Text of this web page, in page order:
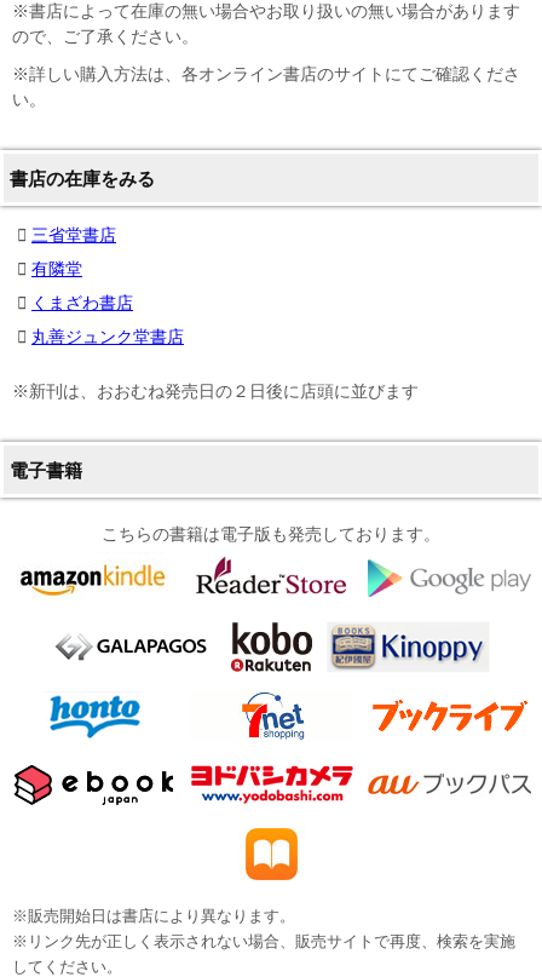
※書店によって在庫の無い場合やお取り扱いの無い場合があります
ので、ご了承ください。
※詳しい購入方法は、各オンライン書店のサイトにてご確認くださ
い。
書店の在庫をみる
三省堂書店
有隣堂
くまざわ書店
丸善ジュンク堂書店
※新刊は、おおむね発売日の２日後に店頭に並びます
電子書籍
こちらの書籍は電子版も発売しております。
※販売開始日は書店により異なります。
※リンク先が正しく表示されない場合、販売サイトで再度、検索を実施
してください。